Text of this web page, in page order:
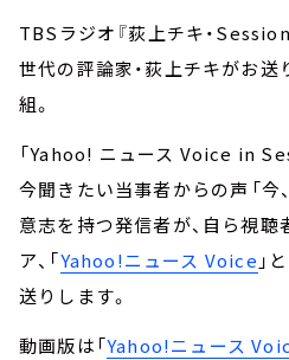
TBSラジオ『荻上チキ・Session
世代の評論家・荻上チキがお
組。
「Yahoo! ニュース Voice in
今聞きたい当事者からの声――「
意志を持つ発信者が、自ら視
ア、「Yahoo!ニュース Voice 」
送りします。
動画版は「Yahoo!ニュース